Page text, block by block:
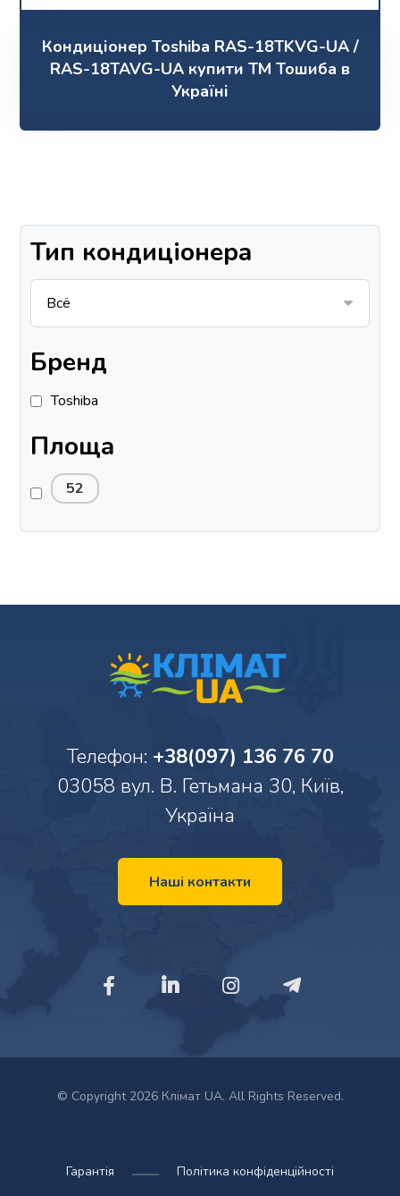
Кондиціонер Toshiba RAS-18TKVG-UA /
RAS-18TAVG-UA купити ТМ Тошиба в
Україні
Тип кондиціонера
Бренд
Toshiba
Площа
52
Телефон: +38(097) 136 76 70
03058 вул. В. Гетьмана 30, Київ,
Україна
Наші контакти
© Copyright 2026 Клімат UA. All Rights Reserved.
Політика конфіденційності
Гарантія